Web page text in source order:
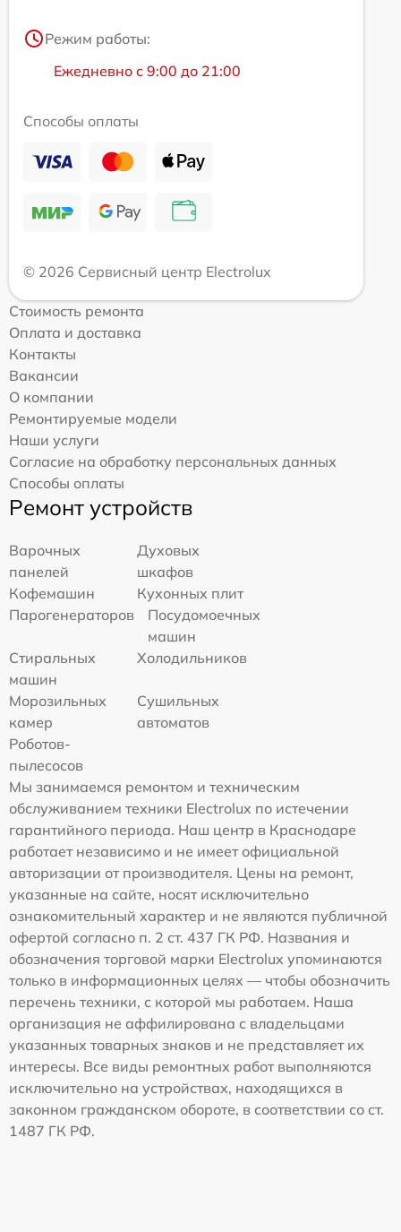
Режим работы:
Ежедневно с 9:00 до 21:00
Способы оплаты
© 2026 Сервисный центр Electrolux
Стоимость ремонта
Оплата и доставка
Контакты
Вакансии
О компании
Ремонтируемые модели
Наши услуги
Согласие на обработку персональных данных
Способы оплаты
Ремонт устройств
Варочных
панелей
Духовых
шкафов
Кофемашин
Кухонных плит
Парогенераторов
Посудомоечных
машин
Стиральных
машин
Холодильников
Морозильных
камер
Сушильных
автоматов
Роботов-
пылесосов
Мы занимаемся ремонтом и техническим
обслуживанием техники Electrolux по истечении
гарантийного периода. Наш центр в Краснодаре
работает независимо и не имеет официальной
авторизации от производителя. Цены на ремонт,
указанные на сайте, носят исключительно
ознакомительный характер и не являются публичной
офертой согласно п. 2 ст. 437 ГК РФ. Названия и
обозначения торговой марки Electrolux упоминаются
только в информационных целях — чтобы обозначить
перечень техники, с которой мы работаем. Наша
организация не аффилирована с владельцами
указанных товарных знаков и не представляет их
интересы. Все виды ремонтных работ выполняются
исключительно на устройствах, находящихся в
законном гражданском обороте, в соответствии со ст.
1487 ГК РФ.